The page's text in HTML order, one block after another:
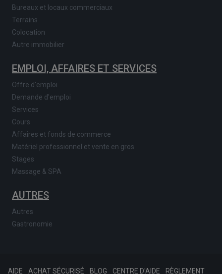
Bureaux et locaux commerciaux
Terrains
Colocation
Autre immobilier
EMPLOI, AFFAIRES ET SERVICES
Offre d'emploi
Demande d'emploi
Services
Cours
Affaires et fonds de commerce
Matériel professionnel et vente en gros
Stages
Massage & SPA
AUTRES
Autres
Gastronomie
AIDE ACHAT SÉCURISÉ BLOG CENTRE D'AIDE RÈGLEMENT